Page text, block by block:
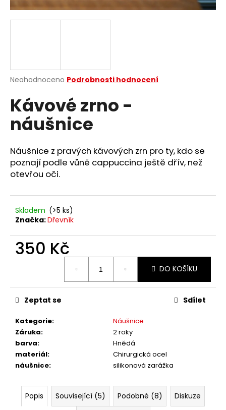
Průměrné
produktu
je
hvězdiček.
Neohodnoceno Podrobnosti hodnocení
Kávové zrno -
náušnice
Náušnice z pravých kávových zrn pro ty, kdo se
poznají podle vůně cappuccina ještě dřív, než
otevřou oči.
Skladem (>5 ks)
Značka:Dřevník
350 Kč
DO KOŠÍKU
Kategorie:
Náušnice
Záruka:
2 roky
barva:
Hnědá
materiál:
Chirurgická ocel
náušnice: silikonová zarážka
Zeptat se Sdílet
Popis Související (5) Podobné (8)
Diskuze
a
j
?
D
o
o
u
u